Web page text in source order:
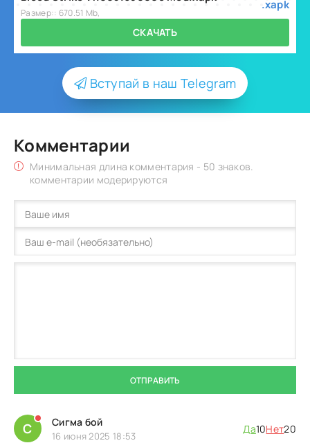
Размер:: 670.51 Mb,
.xapk
СКАЧАТЬ
Вступай в наш Telegram
Комментарии
Минимальная длина комментария - 50 знаков.
комментарии модерируются
ОТПРАВИТЬ
С Сигма бой
16 июня 2025 18:53
Да10Нет20